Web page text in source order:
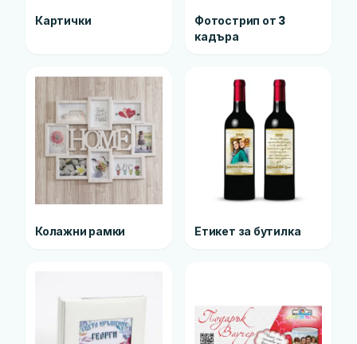
Картички
Фотострип от 3
кадъра
Колажни рамки Етикет за бутилка